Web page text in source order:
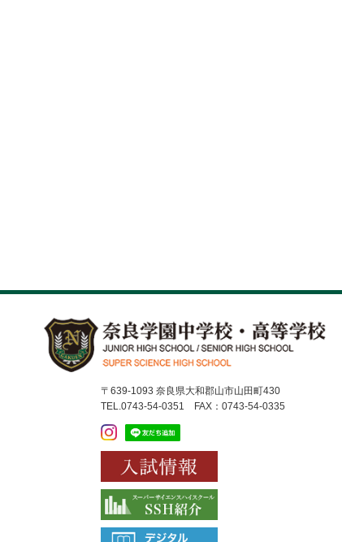
〒639-1093 奈良県大和郡山市山田町430
TEL.0743-54-0351 FAX：0743-54-0335